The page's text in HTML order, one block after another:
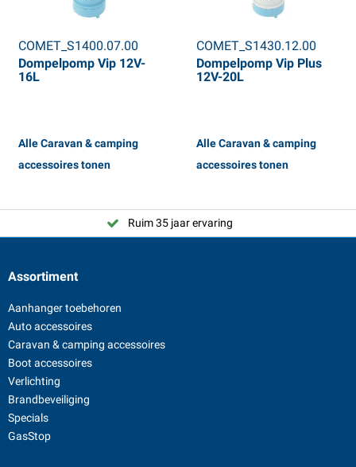
COMET_S1400.07.00
Dompelpomp Vip 12V-
16L
Alle Caravan & camping
accessoires tonen
COMET_S1430.12.00
Dompelpomp Vip Plus
12V-20L
Alle Caravan & camping
accessoires tonen
Ruim 35 jaar ervaring
Assortiment
Aanhanger toebehoren
Auto accessoires
Caravan & camping accessoires
Boot accessoires
Verlichting
Brandbeveiliging
Specials
GasStop